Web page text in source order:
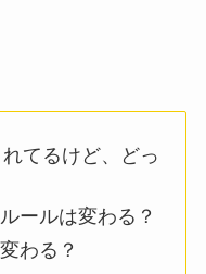
てるけど、どっ
ールは変わる？
わる？